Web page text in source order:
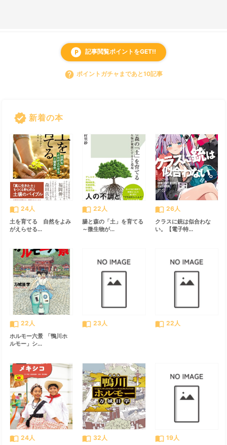
local_parking 記事閲覧ポイントをGET!!
help ポイントガチャまであと10記事
verified 新着の本
import_contacts 24人
土を育てる 自然をよみ
がえらせる...
import_contacts 22人
腸と森の「土」を育てる
～微生物が...
import_contacts 26人
クラスに銃は似合わな
い。【電子特...
import_contacts 22人
ホルモー六景 「鴨川ホ
ルモー」シ...
import_contacts 23人 import_contacts 22人
import_contacts 24人 import_contacts 32人 import_contacts 19人